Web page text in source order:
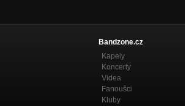
Bandzone.cz
Kapely
Koncerty
Videa
Fanoušci
Kluby